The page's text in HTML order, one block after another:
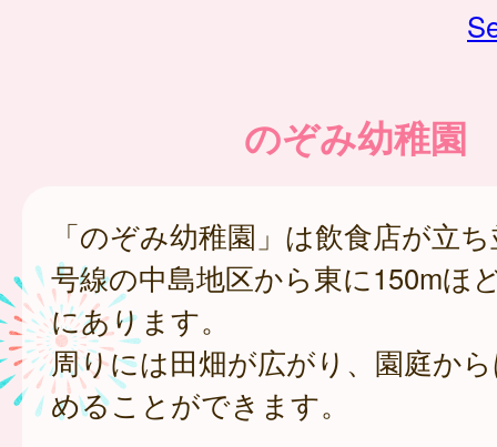
のぞみ幼稚園
「のぞみ幼稚園」は飲食店が立
号線の中島地区から東に150mほ
にあります。
周りには田畑が広がり、園庭か
めることができます。